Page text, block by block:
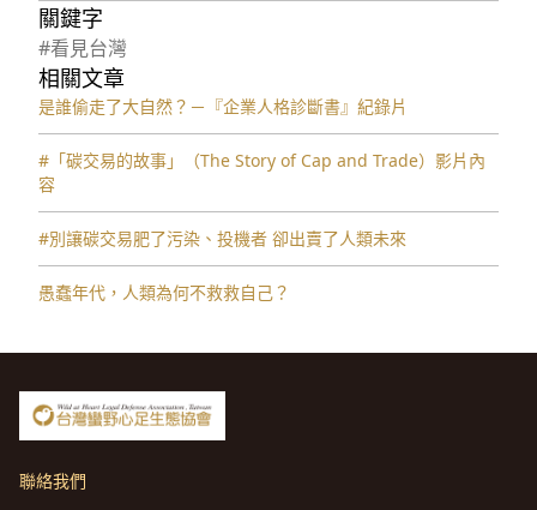
關鍵字
#看見台灣
相關文章
是誰偷走了大自然？－『企業人格診斷書』紀錄片
#「碳交易的故事」（The Story of Cap and Trade）影片內
容
#別讓碳交易肥了污染、投機者 卻出賣了人類未來
愚蠢年代，人類為何不救救自己？
聯絡我們